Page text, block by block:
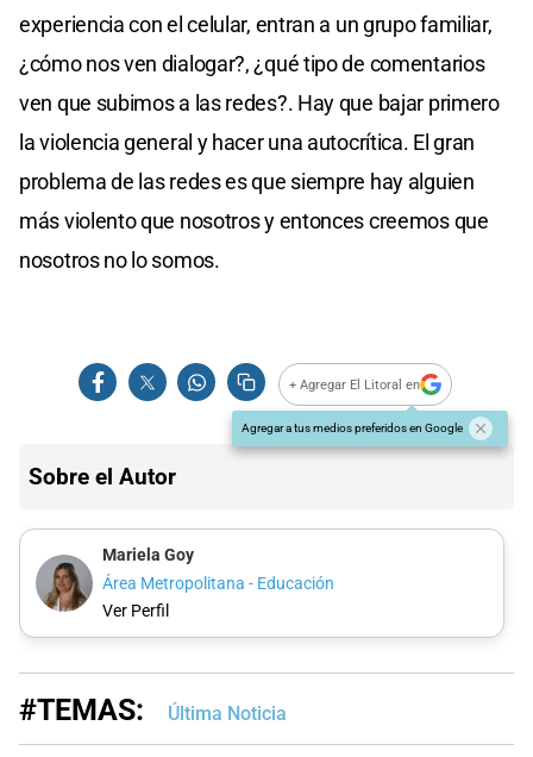
experiencia con el celular, entran a un grupo familiar,
¿cómo nos ven dialogar?, ¿qué tipo de comentarios
ven que subimos a las redes?. Hay que bajar primero
la violencia general y hacer una autocrítica. El gran
problema de las redes es que siempre hay alguien
más violento que nosotros y entonces creemos que
nosotros no lo somos.
+ Agregar El Litoral en
Agregar a tus medios preferidos en Google
Sobre el Autor
Mariela Goy
Área Metropolitana - Educación
Ver Perfil
#TEMAS: Última Noticia